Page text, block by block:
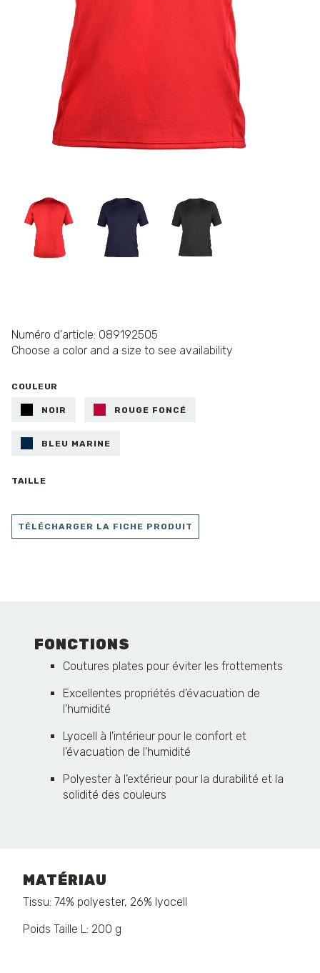
Numéro d'article: 089192505
Choose a color and a size to see availability
COULEUR
NOIR ROUGE FONCÉ
BLEU MARINE
TAILLE
TÉLÉCHARGER LA FICHE PRODUIT
FONCTIONS
Coutures plates pour éviter les frottements
Excellentes propriétés d'évacuation de
l'humidité
Lyocell à l'intérieur pour le confort et
l'évacuation de l'humidité
Polyester à l'extérieur pour la durabilité et la
solidité des couleurs
MATÉRIAU
Tissu: 74% polyester, 26% lyocell
Poids Taille L: 200 g